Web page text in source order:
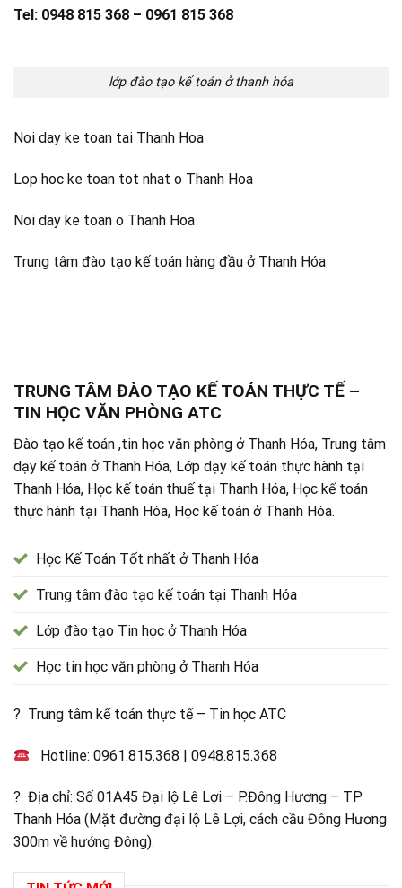
Tel: 0948 815 368 – 0961 815 368
lớp đào tạo kế toán ở thanh hóa
Noi day ke toan tai Thanh Hoa
Lop hoc ke toan tot nhat o Thanh Hoa
Noi day ke toan o Thanh Hoa
Trung tâm đào tạo kế toán hàng đầu ở Thanh Hóa
TRUNG TÂM ĐÀO TẠO KẾ TOÁN THỰC TẾ –
TIN HỌC VĂN PHÒNG ATC
Đào tạo kế toán ,tin học văn phòng ở Thanh Hóa, Trung tâm
dạy kế toán ở Thanh Hóa, Lớp dạy kế toán thực hành tại
Thanh Hóa, Học kế toán thuế tại Thanh Hóa, Học kế toán
thực hành tại Thanh Hóa, Học kế toán ở Thanh Hóa.
Học Kế Toán Tốt nhất ở Thanh Hóa
Trung tâm đào tạo kế toán tại Thanh Hóa
Lớp đào tạo Tin học ở Thanh Hóa
Học tin học văn phòng ở Thanh Hóa
? Trung tâm kế toán thực tế – Tin học ATC
Hotline:0961.815.368 |0948.815.368
? Địa chỉ: Số 01A45 Đại lộ Lê Lợi – P.Đông Hương – TP
Thanh Hóa (Mặt đường đại lộ Lê Lợi, cách cầu Đông Hương
300m về hướng Đông).